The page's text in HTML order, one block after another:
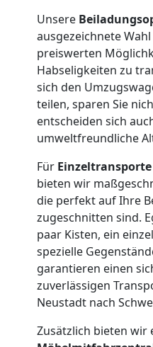
Unsere
ausgezeichnete
preiswerten
Habseligkeiten zu
sich den
teilen, sparen Sie
entscheiden sich
umweltfreundliche
Für Einzeltransporte
bieten wir
die perfekt auf Ihre
zugeschnitten sind.
paar Kisten, ein
spezielle
garantieren einen
zuverlässigen
Neustadt nach
Zusätzlich bieten wir
Neustadt
Qualitäts-
Umzüge
Wiener
Neustadt
Wiener
Neustadt